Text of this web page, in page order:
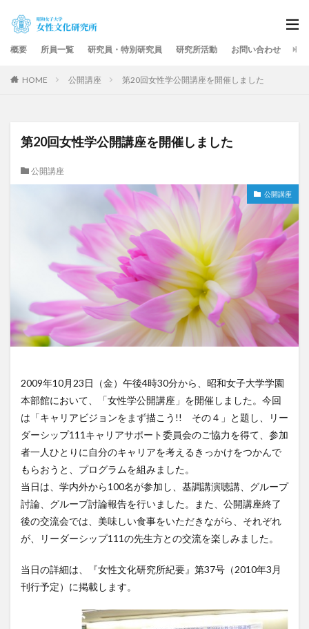
概要 所員一覧 研究員・特別研究員 研究所活動 お問い合わせ
HOME 公開講座 第20回女性学公開講座を開催しました
第20回女性学公開講座を開催しました
公開講座
公開講座
2009年10月23日（金）午後4時30分から、昭和女子大学学園
本部館において、「女性学公開講座」を開催しました。今回
は「キャリアビジョンをまず描こう!! その４」と題し、リー
ダーシップ111キャリアサポート委員会のご協力を得て、参加
者一人ひとりに自分のキャリアを考えるきっかけをつかんで
もらおうと、プログラムを組みました。
当日は、学内外から100名が参加し、基調講演聴講、グループ
討論、グループ討論報告を行いました。また、公開講座終了
後の交流会では、美味しい食事をいただきながら、それぞれ
が、リーダーシップ111の先生方との交流を楽しみました。
当日の詳細は、『女性文化研究所紀要』第37号（2010年3月
刊行予定）に掲載します。